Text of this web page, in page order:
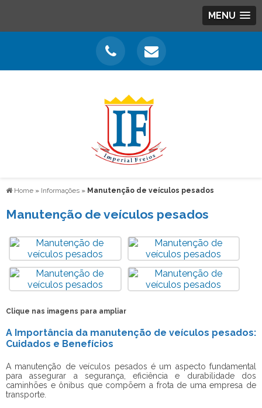
MENU
Home » Informações » Manutenção de veículos pesados
Manutenção de veículos pesados
Clique nas imagens para ampliar
A Importância da manutenção de veículos pesados:
Cuidados e Benefícios
A manutenção de veículos pesados é um aspecto fundamental
para assegurar a segurança, eficiência e durabilidade dos
caminhões e ônibus que compõem a frota de uma empresa de
transporte.